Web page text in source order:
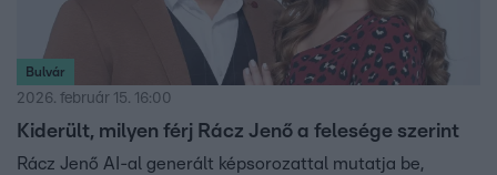
Bulvár
2026. február 15. 16:00
Kiderült, milyen férj Rácz Jenő a felesége szerint
Rácz Jenő AI-al generált képsorozattal mutatja be,